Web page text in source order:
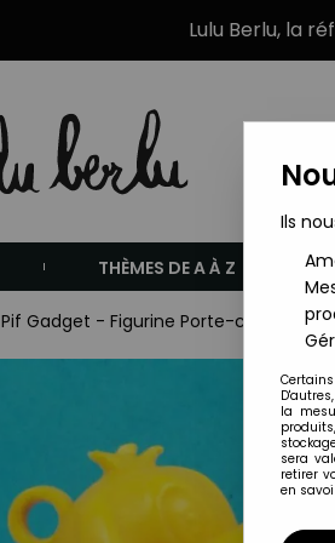
Lulu Berlu, la
THÈMES DE A À Z
Pif Gadget - Figurine Porte-clés Pif
Ils
la
sera
retirer
en